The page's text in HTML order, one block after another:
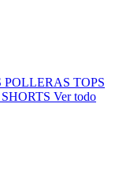
POLLERAS TOPS
SHORTS Ver todo